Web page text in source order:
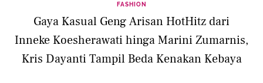
FASHION
Gaya Kasual Geng Arisan HotHitz dari
Inneke Koesherawati hinga Marini Zumarnis,
Kris Dayanti Tampil Beda Kenakan Kebaya